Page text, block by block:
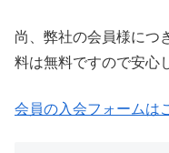
尚、弊社の会員様につ
料は無料ですので安心
会員の入会フォームは